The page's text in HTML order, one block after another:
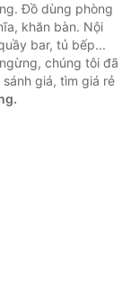
Đồ dùng phòng
khăn bàn. Nội
bar, tủ bếp...
chúng tôi đã
giá, tìm giá rẻ